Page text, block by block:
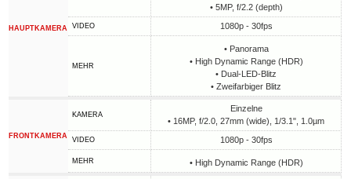
HAUPTKAMERA
• 5MP, f/2.2 (depth)
VIDEO 1080p - 30fps
MEHR
• Panorama
• High Dynamic Range (HDR)
• Dual-LED-Blitz
• Zweifarbiger Blitz
FRONTKAMERA
KAMERA
Einzelne
• 16MP, f/2.0, 27mm (wide), 1/3.1", 1.0µm
VIDEO 1080p - 30fps
MEHR • High Dynamic Range (HDR)